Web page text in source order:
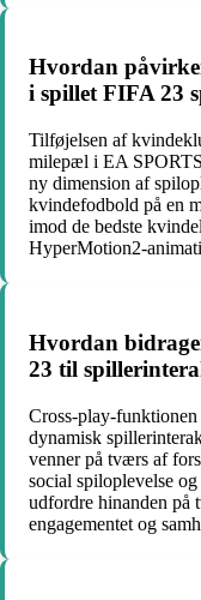
Hvordan
i spillet FIFA 23
Tilføjelsen af
milepæl i EA
ny dimension af
kvindefodbold på en
imod de bedste
HyperMotion2-
Hvordan
23 til
Cross-play-
dynamisk
venner på tværs af
social spiloplevelse
udfordre hinanden på
engagementet og